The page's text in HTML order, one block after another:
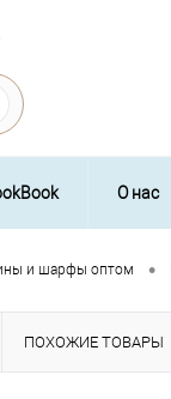
О нас
и шарфы оптом •
ПОХОЖИЕ ТОВАРЫ